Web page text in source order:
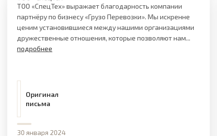
ТОО «СпецТех» выражает благодарность компании
партнёру по бизнесу «Грузо Перевозки». Мы искренне
ценим установившиеся между нашими организациями
дружественные отношения, которые позволяют нам...
подробнее
Оригинал
письма
30 января 2024